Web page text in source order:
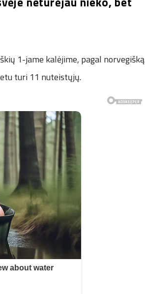
1-jame kalėjime, pagal norvegišką
turi 11 nuteistųjų.